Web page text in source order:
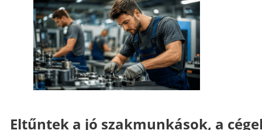
Eltűntek a jó szakmunkások, a